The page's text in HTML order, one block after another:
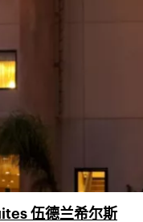
伍德兰希尔斯